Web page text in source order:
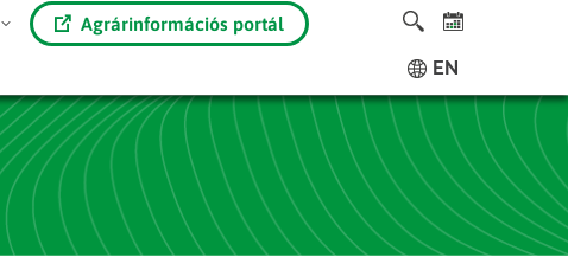
Agrárinformációs portál
EN